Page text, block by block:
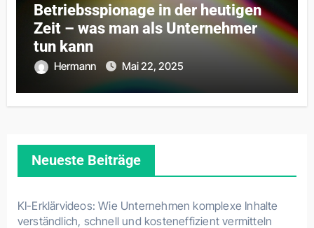
Betriebsspionage in der heutigen
Zeit – was man als Unternehmer
tun kann
Hermann Mai 22, 2025
Neueste Beiträge
KI-Erklärvideos: Wie Unternehmen komplexe Inhalte
verständlich, schnell und kosteneffizient vermitteln